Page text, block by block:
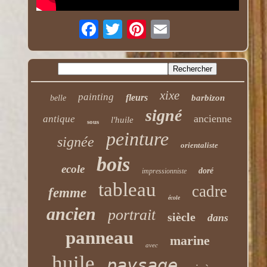
belle painting fleurs xixe barbizon
antique sous l'huile signé ancienne
signée peinture orientaliste
ecole bois impressionniste doré
femme tableau école cadre
ancien portrait siècle dans
panneau avec marine